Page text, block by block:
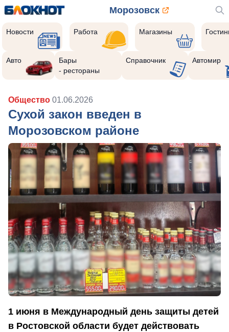
Морозовск
Новости Работа Магазины
Авто
Бары
- рестораны
Справочник Автомир
Общество 01.06.2026
Сухой закон введен в
Морозовском районе
1 июня в Международный день защиты детей
в Ростовской области будет действовать